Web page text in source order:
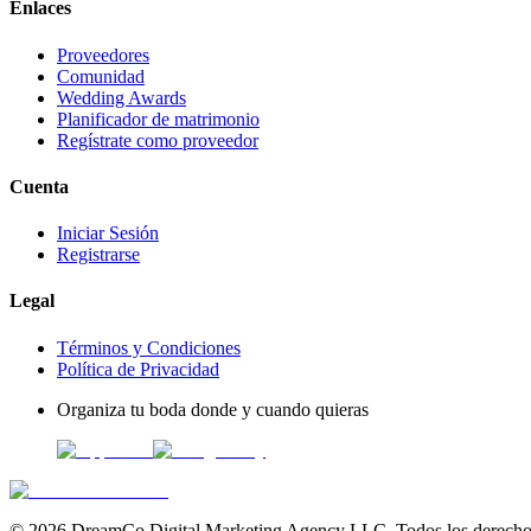
Enlaces
Proveedores
Comunidad
Wedding Awards
Planificador de matrimonio
Regístrate como proveedor
Cuenta
Iniciar Sesión
Registrarse
Legal
Términos y Condiciones
Política de Privacidad
Organiza tu boda donde y cuando quieras